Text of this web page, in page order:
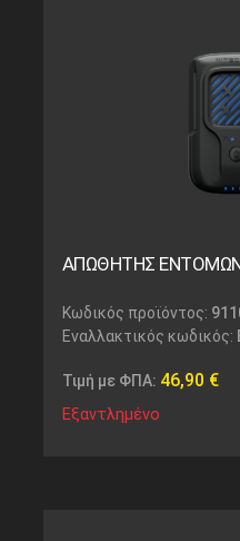
ΑΠΩΘΗΤΗΣ ΕΝΤΟΜΩΝ
Κωδικός προϊόντος:
Εναλλακτικός κωδικός:
Τιμή με ΦΠΑ: 46,90 €
Εξαντλημένο